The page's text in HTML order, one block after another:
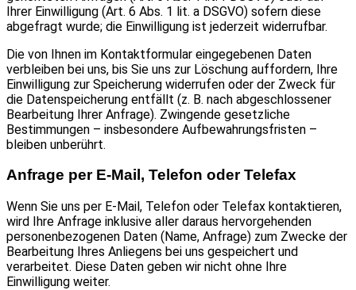
Ihrer Einwilligung (Art. 6 Abs. 1 lit. a DSGVO) sofern diese
abgefragt wurde; die Einwilligung ist jederzeit widerrufbar.
Die von Ihnen im Kontaktformular eingegebenen Daten
verbleiben bei uns, bis Sie uns zur Löschung auffordern, Ihre
Einwilligung zur Speicherung widerrufen oder der Zweck für
die Datenspeicherung entfällt (z. B. nach abgeschlossener
Bearbeitung Ihrer Anfrage). Zwingende gesetzliche
Bestimmungen – insbesondere Aufbewahrungsfristen –
bleiben unberührt.
Anfrage per E-Mail, Telefon oder Telefax
Wenn Sie uns per E-Mail, Telefon oder Telefax kontaktieren,
wird Ihre Anfrage inklusive aller daraus hervorgehenden
personenbezogenen Daten (Name, Anfrage) zum Zwecke der
Bearbeitung Ihres Anliegens bei uns gespeichert und
verarbeitet. Diese Daten geben wir nicht ohne Ihre
Einwilligung weiter.